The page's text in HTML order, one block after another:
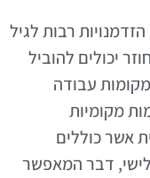
רבות לגיל
יכולים להוביל
עבודה
מקומיות
אשר כוללים
דבר המאפשר